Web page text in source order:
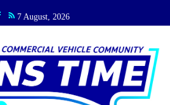
7 August, 2026